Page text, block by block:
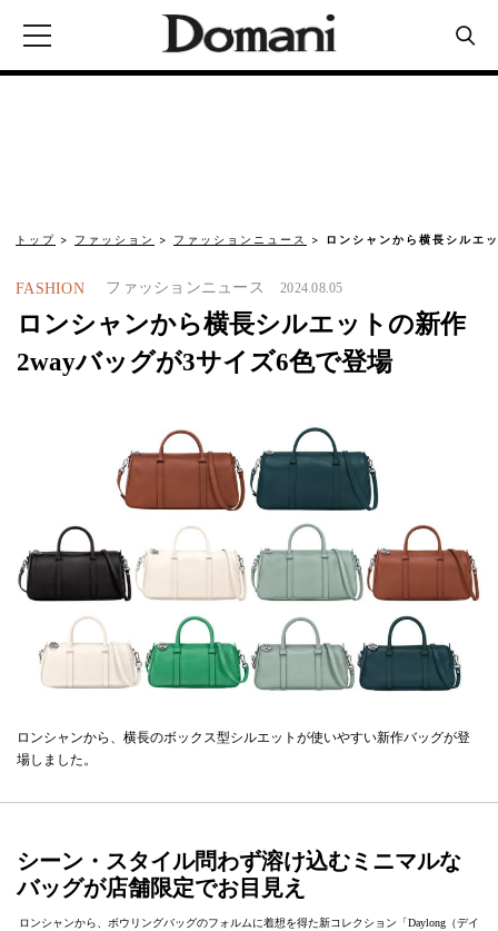
トップ ファッション ファッションニュース ロンシャンから横長シル
FASHION ファッションニュース 2024.08.05
ロンシャンから横長シルエットの新作
2wayバッグが3サイズ6色で登場
ロンシャンから、横長のボックス型シルエットが使いやすい新作バッグが登
場しました。
シーン・スタイル問わず溶け込むミニマルな
バッグが店舗限定でお目見え
ロンシャンから、ボウリングバッグのフォルムに着想を得た新コレクション「Daylong（デイ